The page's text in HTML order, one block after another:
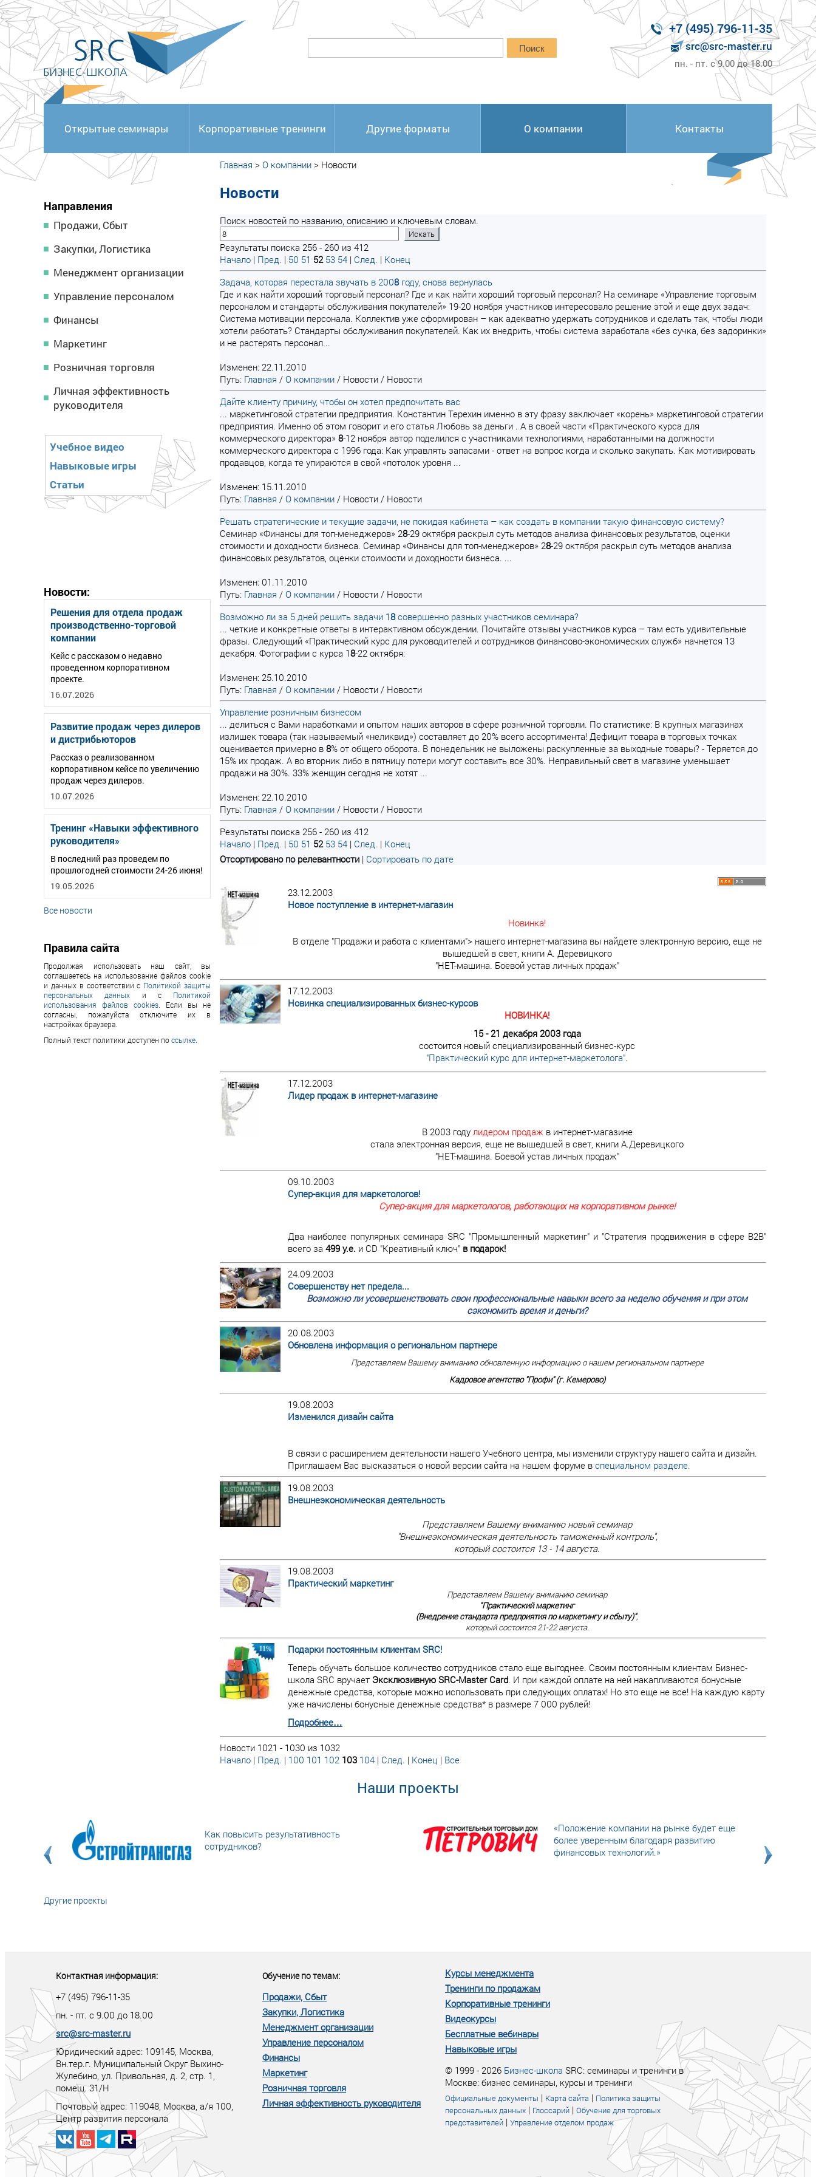
<
Поиск
+7 (495) 796-11-35
src@src-master.ru
пн. - пт. с 9.00 до 18.00
Открытые семинары Корпоративные тренинги Другие форматы О компании Контакты
Направления
Продажи, Сбыт
Закупки, Логистика
Менеджмент организации
Управление персоналом
Финансы
Маркетинг
Розничная торговля
Личная эффективность
руководителя
Учебное видео
Навыковые игры
Статьи
Новости:
Решения для отдела продаж
производственно-торговой
компании
Кейс с рассказом о недавно
проведенном корпоративном
проекте.
16.07.2026
Развитие продаж через дилеров
и дистрибьюторов
Рассказ о реализованном
корпоративном кейсе по увеличению
продаж через дилеров.
10.07.2026
Тренинг «Навыки эффективного
руководителя»
В последний раз проведем по
прошлогодней стоимости 24-26 июня!
19.05.2026
Все новости
Правила сайта
Продолжая использовать наш сайт, вы
соглашаетесь на использование файлов cookie
и данных в соответствии с Политикой защиты
персональных данных и с Политикой
использования файлов cookies . Если вы не
согласны, пожалуйста отключите их в
настройках браузера.
Полный текст политики доступен поссылке
Главная > О компании > Новости
Новости
Поиск новостей по названию, описанию и ключевым словам.
Результаты поиска 256 - 260 из 412
Начало | Пред. | 50 51 52 53 54 | След. | Конец
Задача, которая перестала звучать в 2008году, снова вернулась
Где и как найти хороший торговый персонал? Где и как найти хороший торговый персонал? На семинаре «Управление торговым
персоналом и стандарты обслуживания покупателей» 19-20 ноября участников интересовало решение этой и еще двух задач:
Система мотивации персонала. Коллектив уже сформирован – как адекватно удержать сотрудников и сделать так, чтобы люди
хотели работать? Стандарты обслуживания покупателей. Как их внедрить, чтобы система заработала «без сучка, без задоринки»
и не растерять персонал...
Изменен: 22.11.2010
Путь: Главная / О компании / Новости / Новости
Дайте клиенту причину, чтобы он хотел предпочитать вас
... маркетинговой стратегии предприятия. Константин Терехин именно в эту фразу заключает «корень» маркетинговой стратегии
предприятия. Именно об этом говорит и его статья Любовь за деньги . А в своей части «Практического курса для
коммерческого директора» 8-12 ноября автор поделился с участниками технологиями, наработанными на должности
коммерческого директора с 1996 года: Как управлять запасами - ответ на вопрос когда и сколько закупать. Как мотивировать
продавцов, когда те упираются в свой «потолок уровня ...
Изменен: 15.11.2010
Путь: Главная / О компании / Новости / Новости
Решать стратегические и текущие задачи, не покидая кабинета – как создать в компании такую финансовую систему?
Семинар «Финансы для топ-менеджеров» 28-29 октября раскрыл суть методов анализа финансовых результатов, оценки
стоимости и доходности бизнеса. Семинар «Финансы для топ-менеджеров» 28-29 октября раскрыл суть методов анализа
финансовых результатов, оценки стоимости и доходности бизнеса. ...
Изменен: 01.11.2010
Путь: Главная / О компании / Новости / Новости
Возможно ли за 5 дней решить задачи 18совершенно разных участников семинара?
... четкие и конкретные ответы в интерактивном обсуждении. Почитайте отзывы участников курса – там есть удивительные
фразы. Следующий «Практический курс для руководителей и сотрудников финансово-экономических служб» начнется 13
декабря. Фотографии с курса 18-22 октября:
Изменен: 25.10.2010
Путь: Главная / О компании / Новости / Новости
Управление розничным бизнесом
... делиться с Вами наработками и опытом наших авторов в сфере розничной торговли. По статистике: В крупных магазинах
излишек товара (так называемый «неликвид») составляет до 20% всего ассортимента! Дефицит товара в торговых точках
оценивается примерно в 8% от общего оборота. В понедельник не выложены раскупленные за выходные товары? - Теряется до
15% их продаж. А во вторник либо в пятницу потери могут составить все 30%. Неправильный свет в магазине уменьшает
продажи на 30%. 33% женщин сегодня не хотят ...
Изменен: 22.10.2010
Путь: Главная / О компании / Новости / Новости
Результаты поиска 256 - 260 из 412
Начало | Пред. | 50 51 52 53 54 | След. | Конец
Отсортировано по релевантности | Сортировать по дате
23.12.2003
Новое поступление в интернет-магазин
Новинка!
В отделе "Продажи и работа с клиентами"> нашего интернет-магазина вы найдете электронную версию, еще не
вышедшей в свет, книги А. Деревицкого
"НЕТ-машина. Боевой устав личных продаж"
17.12.2003
Новинка специализированных бизнес-курсов
НОВИНКА!
15 - 21 декабря 2003 года
состоится новый специализированный бизнес-курс
"Практический курс для интернет-маркетолога".
17.12.2003
Лидер продаж в интернет-магазине
В 2003 году лидером продаж в интернет-магазине
стала электронная версия, еще не вышедшей в свет, книги А.Деревицкого
"НЕТ-машина. Боевой устав личных продаж"
09.10.2003
Супер-акция для маркетологов!
Супер-акция для маркетологов, работающих на корпоративном рынке!
Два наиболее популярных семинара SRC "Промышленный маркетинг" и "Стратегия продвижения в сфере В2В"
всего за 499 у.е. и CD "Креативный ключ" в подарок!
24.09.2003
Совершенству нет предела...
Возможно ли усовершенствовать свои профессиональные навыки всего за неделю обучения и при этом
сэкономить время и деньги?
20.08.2003
Обновлена информация о региональном партнере
Представляем Вашему вниманию обновленную информацию о нашем региональном партнере
Кадровое агентство "Профи" (г. Кемерово)
19.08.2003
Изменился дизайн сайта
В связи с расширением деятельности нашего Учебного центра, мы изменили структуру нашего сайта и дизайн.
Приглашаем Вас высказаться о новой версии сайта на нашем форуме в специальном разделе.
19.08.2003
Внешнеэкономическая деятельность
Представляем Вашему вниманию новый семинар
"Внешнеэкономическая деятельность таможенный контроль",
который состоится 13 - 14 августа.
19.08.2003
Практический маркетинг
Представляем Вашему вниманию семинар
"Практический маркетинг
(Внедрение стандарта предприятия по маркетингу и сбыту)",
который состоится 21-22 августа.
Подарки постоянным клиентам SRC!
Теперь обучать большое количество сотрудников стало еще выгоднее. Своим постоянным клиентам Бизнес-
школа SRC вручает Эксклюзивную SRC-Master Card. И при каждой оплате на ней накапливаются бонусные
денежные средства, которые можно использовать при следующих оплатах! Но это еще не все! На каждую карту
уже начислены бонусные денежные средства* в размере 7 000 рублей!
Подробнее…
Новости 1021 - 1030 из 1032
Начало | Пред. | 100 101 102 103 104 | След. | Конец | Все
Наши проекты
Как повысить результативность
сотрудников?
«Положение компании на рынке будет еще
более уверенным благодаря развитию
финансовых технологий.»
Другие проекты
Контактная информация:
+7 (495) 796-11-35
пн. - пт. с 9.00 до 18.00
src@src-master.ru
Юридический адрес: 109145, Москва,
Вн.тер.г. Муниципальный Округ Выхино-
Жулебино, ул. Привольная, д. 2, стр. 1,
помещ. 31/Н
Почтовый адрес: 119048, Москва, а/я 100,
Центр развития персонала
Обучение по темам:
Продажи, Сбыт
Закупки, Логистика
Менеджмент организации
Управление персоналом
Финансы
Маркетинг
Розничная торговля
Личная эффективность руководителя
Курсы менеджмента
Тренинги по продажам
Корпоративные тренинги
Видеокурсы
Бесплатные вебинары
Навыковые игры
© 1999 - 2026 Бизнес-школа SRC: семинары и тренинги в
Москве: бизнес семинары, курсы и тренинги
Официальные документы | Карта сайта | Политика защиты
персональных данных | Глоссарий | Обучение для торговых
представителей | Управление отделом продаж